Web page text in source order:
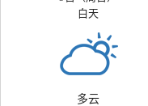
白天
多云